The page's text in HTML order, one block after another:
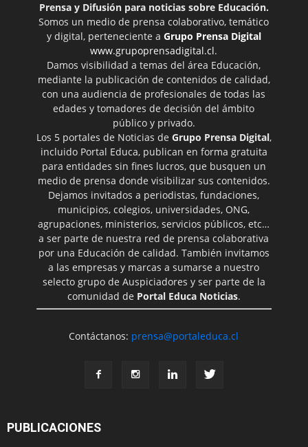
Prensa y Difusión para noticias sobre Educación.
Somos un medio de prensa colaborativo, temático
y digital, perteneciente a Grupo Prensa Digital
www.grupoprensadigital.cl.
Damos visibilidad a temas del área Educación,
mediante la publicación de contenidos de calidad,
con una audiencia de profesionales de todas las
edades y tomadores de decisión del ámbito
público y privado.
Los 5 portales de Noticias de Grupo Prensa Digital,
incluido Portal Educa, publican en forma gratuita
para entidades sin fines lucros, que busquen un
medio de prensa donde visibilizar sus contenidos.
Dejamos invitados a periodistas, fundaciones,
municipios, colegios, universidades, ONG,
agrupaciones, ministerios, servicios públicos, etc…
a ser parte de nuestra red de prensa colaborativa
por una Educación de calidad. También invitamos
a las empresas y marcas a sumarse a nuestro
selecto grupo de Auspiciadores y ser parte de la
comunidad de Portal Educa Noticias.
Contáctanos: prensa@portaleduca.cl
PUBLICACIONES